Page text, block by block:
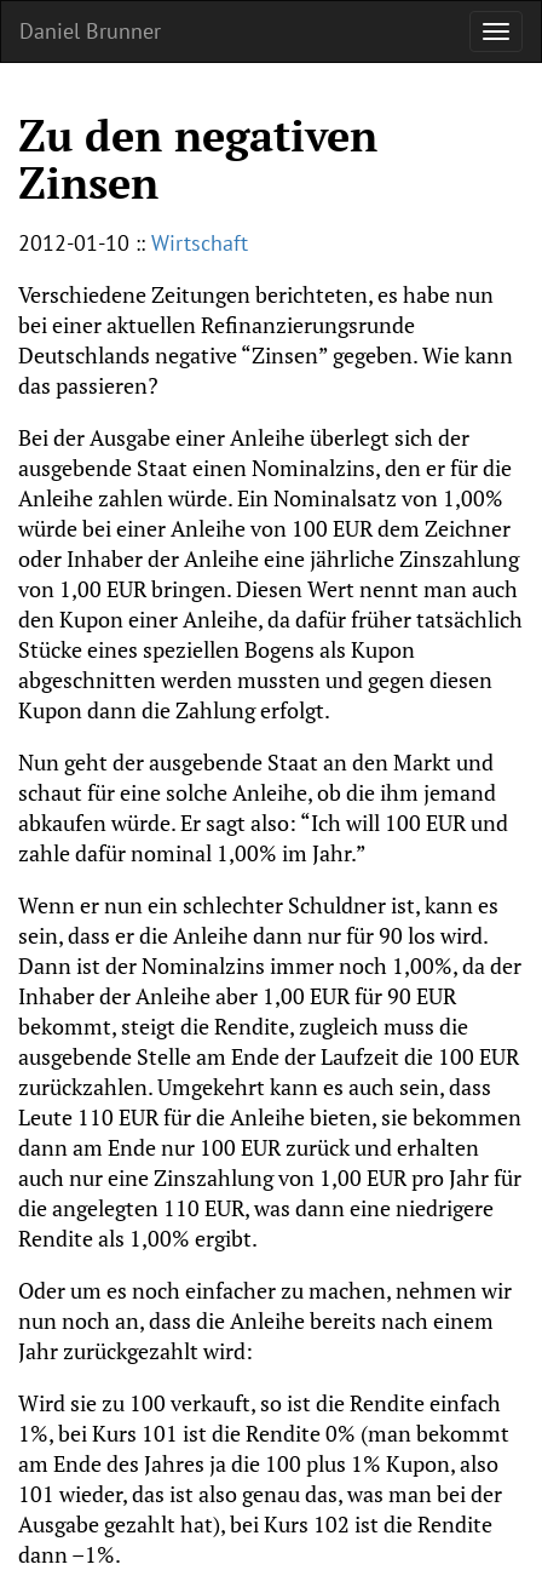
Daniel Brunner
Zu den negativen
Zinsen
2012-01-10 :: Wirtschaft
Verschiedene Zeitungen berichteten, es habe nun
bei einer aktuellen Refinanzierungsrunde
Deutschlands negative “Zinsen” gegeben. Wie kann
das passieren?
Bei der Ausgabe einer Anleihe überlegt sich der
ausgebende Staat einen Nominalzins, den er für die
Anleihe zahlen würde. Ein Nominalsatz von 1,00%
würde bei einer Anleihe von 100 EUR dem Zeichner
oder Inhaber der Anleihe eine jährliche Zinszahlung
von 1,00 EUR bringen. Diesen Wert nennt man auch
den Kupon einer Anleihe, da dafür früher tatsächlich
Stücke eines speziellen Bogens als Kupon
abgeschnitten werden mussten und gegen diesen
Kupon dann die Zahlung erfolgt.
Nun geht der ausgebende Staat an den Markt und
schaut für eine solche Anleihe, ob die ihm jemand
abkaufen würde. Er sagt also: “Ich will 100 EUR und
zahle dafür nominal 1,00% im Jahr.”
Wenn er nun ein schlechter Schuldner ist, kann es
sein, dass er die Anleihe dann nur für 90 los wird.
Dann ist der Nominalzins immer noch 1,00%, da der
Inhaber der Anleihe aber 1,00 EUR für 90 EUR
bekommt, steigt die Rendite, zugleich muss die
ausgebende Stelle am Ende der Laufzeit die 100 EUR
zurückzahlen. Umgekehrt kann es auch sein, dass
Leute 110 EUR für die Anleihe bieten, sie bekommen
dann am Ende nur 100 EUR zurück und erhalten
auch nur eine Zinszahlung von 1,00 EUR pro Jahr für
die angelegten 110 EUR, was dann eine niedrigere
Rendite als 1,00% ergibt.
Oder um es noch einfacher zu machen, nehmen wir
nun noch an, dass die Anleihe bereits nach einem
Jahr zurückgezahlt wird:
Wird sie zu 100 verkauft, so ist die Rendite einfach
1%, bei Kurs 101 ist die Rendite 0% (man bekommt
am Ende des Jahres ja die 100 plus 1% Kupon, also
101 wieder, das ist also genau das, was man bei der
Ausgabe gezahlt hat), bei Kurs 102 ist die Rendite
dann –1%.